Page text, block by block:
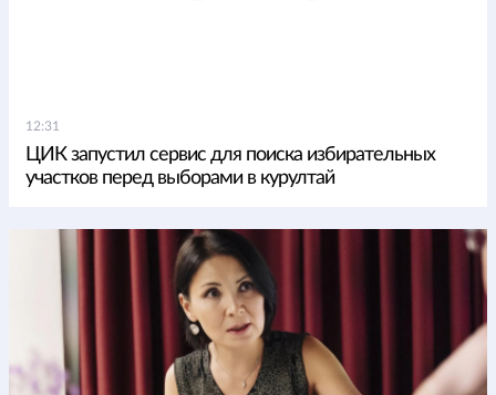
12:31
ЦИК запустил сервис для поиска избирательных
участков перед выборами в курултай